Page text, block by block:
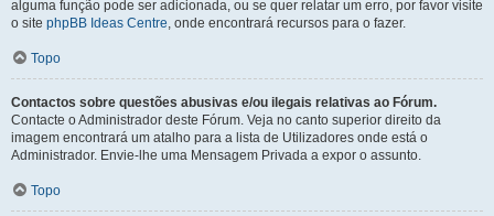
alguma função pode ser adicionada, ou se quer relatar um erro, por favor visite
o site phpBB Ideas Centre, onde encontrará recursos para o fazer.
Topo
Contactos sobre questões abusivas e/ou ilegais relativas ao Fórum.
Contacte o Administrador deste Fórum. Veja no canto superior direito da
imagem encontrará um atalho para a lista de Utilizadores onde está o
Administrador. Envie-lhe uma Mensagem Privada a expor o assunto.
Topo